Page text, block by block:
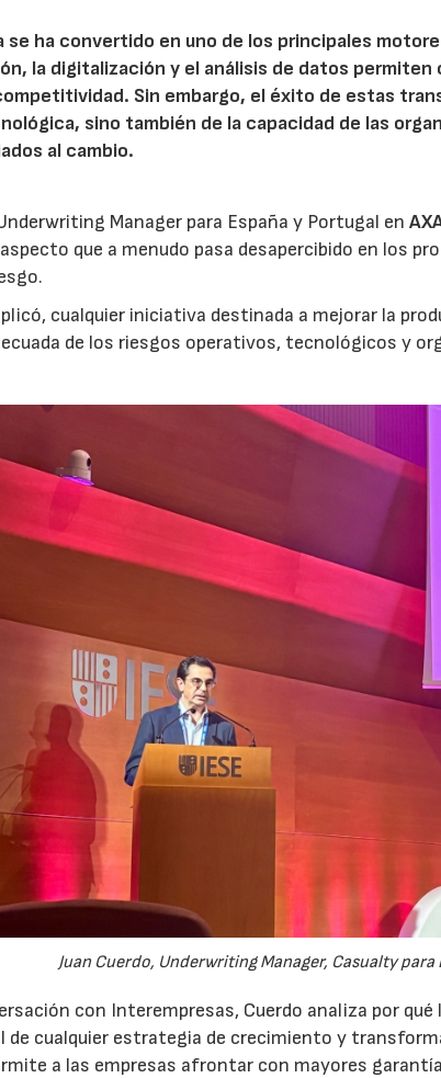
se ha convertido en uno de los principales
la digitalización y el análisis de datos
Sin embargo, el éxito de estas
sino también de la capacidad de las
al cambio.
Manager para España y Portugal en
que a menudo pasa desapercibido en los
cualquier iniciativa destinada a mejorar la
de los riesgos operativos, tecnológicos y
Juan Cuerdo, Underwriting Manager, Casualty para
con Interempresas, Cuerdo analiza por
de cualquier estrategia de crecimiento y
a las empresas afrontar con mayores